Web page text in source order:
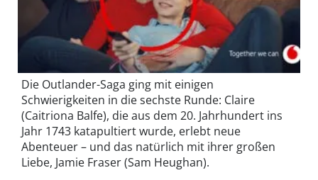
Die Outlander-Saga ging mit einigen
Schwierigkeiten in die sechste Runde: Claire
(Caitriona Balfe), die aus dem 20. Jahrhundert ins
Jahr 1743 katapultiert wurde, erlebt neue
Abenteuer– und das natürlich mit ihrer großen
Liebe, Jamie Fraser (Sam Heughan).